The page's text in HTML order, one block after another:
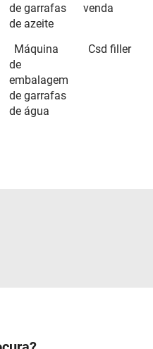
de garrafas
de azeite
venda
Máquina
de
embalagem
de garrafas
de água
Csd filler